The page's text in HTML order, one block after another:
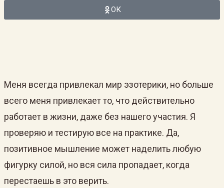
ОК
Меня всегда привлекал мир эзотерики, но больше
всего меня привлекает то, что действительно
работает в жизни, даже без нашего участия. Я
проверяю и тестирую все на практике. Да,
позитивное мышление может наделить любую
фигурку силой, но вся сила пропадает, когда
перестаешь в это верить.